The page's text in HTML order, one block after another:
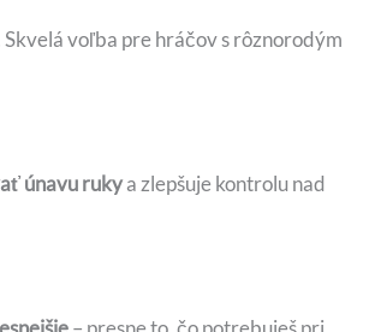
Skvelá voľba pre hráčov s rôznorodým
únavu rukya zlepšuje kontrolu nad